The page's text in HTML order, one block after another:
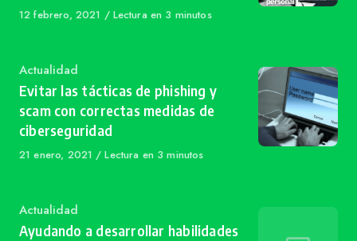
Published
12 febrero, 2021 Lectura en 3 minutos
Category
Actualidad
Evitar las tácticas de phishing y
scam con correctas medidas de
ciberseguridad
Published
21 enero, 2021 Lectura en 3 minutos
Category
Actualidad
Ayudando a desarrollar habilidades